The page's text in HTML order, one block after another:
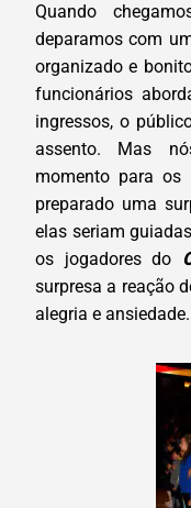
Quando
deparamos com
organizado e
funcionários
ingressos, o
assento. Mas
momento para os
preparado uma
elas seriam
os jogadores do
surpresa a reação
alegria e ansiedade.